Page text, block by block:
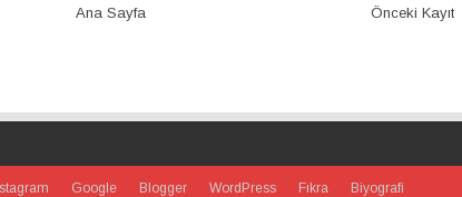
Önceki Kayıt
Ana Sayfa
Google Blogger WordPress Fıkra Biyografi